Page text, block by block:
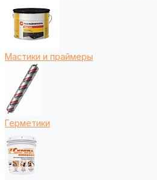
Мастики и праймеры
Герметики